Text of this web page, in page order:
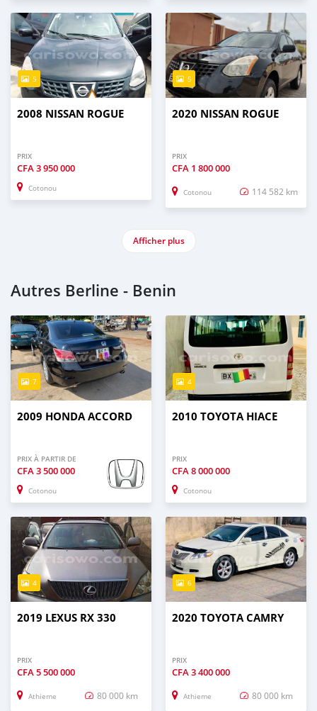
5
2008 NISSAN ROGUE
PRIX
CFA3 950 000
Cotonou
5
2020 NISSAN ROGUE
PRIX
CFA 1 800 000
Cotonou 114 582 km
Afficher plus
Autres Berline - Benin
7
2009 HONDA ACCORD
PRIX À PARTIR DE
CFA3 500 000
Cotonou
4
2010 TOYOTA HIACE
PRIX
CFA8 000 000
Cotonou
4
2019 LEXUS RX 330
PRIX
CFA5 500 000
Athieme 80 000 km
6
2020 TOYOTA CAMRY
PRIX
CFA3 400 000
Athieme 80 000 km